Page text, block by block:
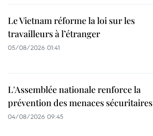
Le Vietnam réforme la loi sur les
travailleurs à l’étranger
05/08/2026 01:41
L'Assemblée nationale renforce la
prévention des menaces sécuritaires
04/08/2026 09:45